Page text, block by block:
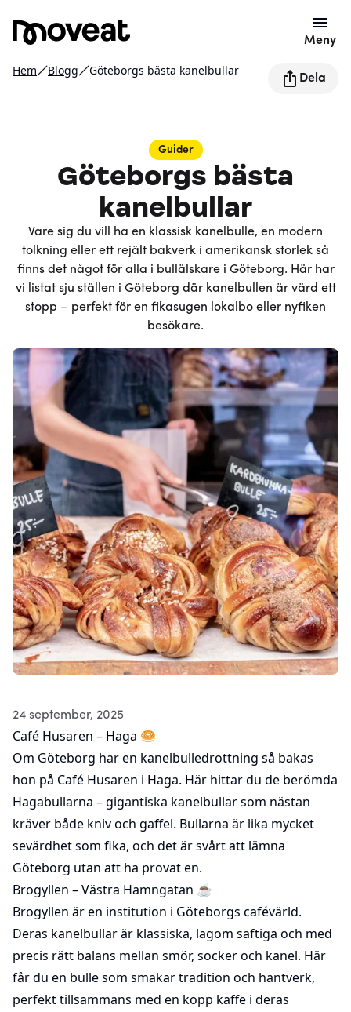
Meny
Hem Blogg Göteborgs bästa kanelbullar
Dela
Guider
Göteborgs bästa
kanelbullar
Vare sig du vill ha en klassisk kanelbulle, en modern
tolkning eller ett rejält bakverk i amerikansk storlek så
finns det något för alla i bullälskare i Göteborg. Här har
vi listat sju ställen i Göteborg där kanelbullen är värd ett
stopp – perfekt för en fikasugen lokalbo eller nyfiken
besökare.
24 september, 2025
Café Husaren – Haga 🥯
Om Göteborg har en kanelbulledrottning så bakas
hon på Café Husaren i Haga. Här hittar du de berömda
Hagabullarna – gigantiska kanelbullar som nästan
kräver både kniv och gaffel. Bullarna är lika mycket
sevärdhet som fika, och det är svårt att lämna
Göteborg utan att ha provat en.
Brogyllen – Västra Hamngatan ☕️
Brogyllen är en institution i Göteborgs cafévärld.
Deras kanelbullar är klassiska, lagom saftiga och med
precis rätt balans mellan smör, socker och kanel. Här
får du en bulle som smakar tradition och hantverk,
perfekt tillsammans med en kopp kaffe i deras